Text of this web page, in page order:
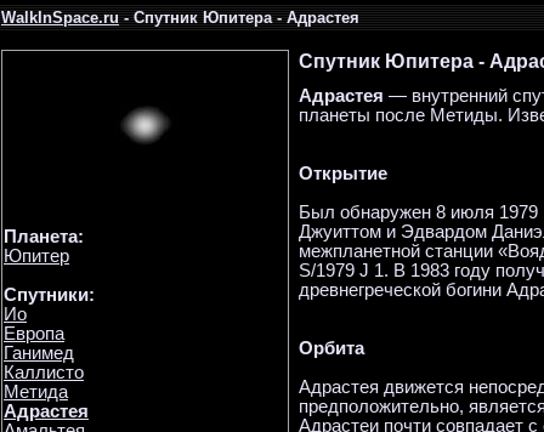
WalkInSpace.ru- Спутник Юпитера - Адрастея
Планета:
Юпитер
Спутники:
Ио
Европа
Ганимед
Каллисто
Метида
Адрастея
Спутник Юпитера -
Адрастея — внутренний
планеты после Метиды.
Открытие
Был обнаружен 8 июля 1979
Джуиттом и Эдвардом
межпланетной станции
S/1979 J 1. В 1983 году
древнегреческой богини
Орбита
Адрастея движется
предположительно,
Адрастеи почти совпадает